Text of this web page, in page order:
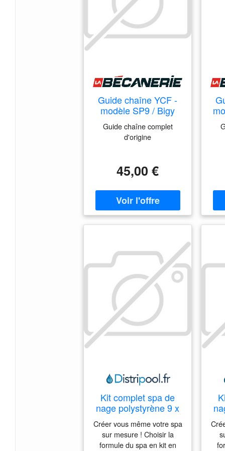
Guide chaîne YCF -
modèle SP9 / Bigy
Factory - Noir
Guide chaîne complet
d'origine
45,00 €
Kit complet spa de
nage polystyrène 9 x
3 x 1.00 à 1.25 m +
Escalier + Espace
SPA + revêtement
Créer vous même votre spa
sur mesure ! Choisir la
formule du spa en kit en